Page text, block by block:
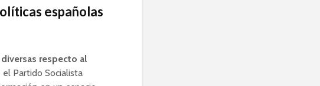
españolas
respecto al
Partido Socialista